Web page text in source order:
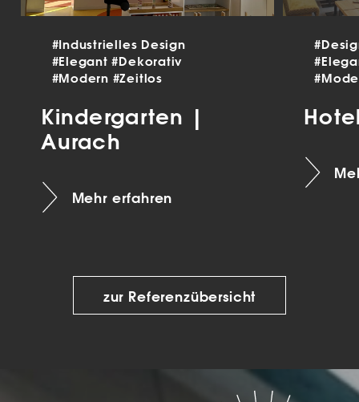
#Industrielles Design
#Elegant#Dekorativ
#Modern #Zeitlos
Kindergarten |
Aurach
Mehr erfahren
zur Referenzübersicht